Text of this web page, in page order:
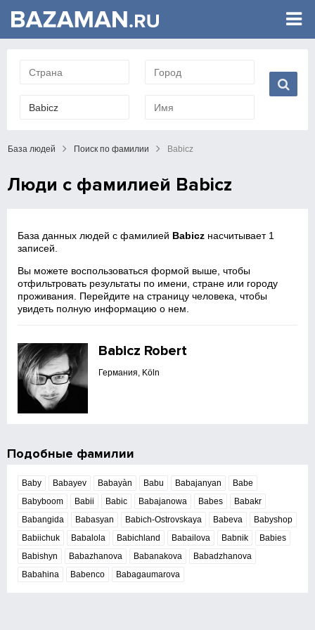
База людей Поиск по фамилии Babicz
Люди с фамилией Babicz
База данных людей с фамилией Babicz насчитывает 1
записей.
Вы можете воспользоваться формой выше, чтобы
отфильтровать результаты по имени, стране или городу
проживания. Перейдите на страницу человека, чтобы
увидеть полную информацию о нем.
Babicz Robert
Германия, Köln
Подобные фамилии
Baby Babayev Babayàn Babu Babajanyan
Babe
Babyboom
Babii Babic Babajanowa Babes
Babakr
Babangida
Babasyan Babich-Ostrovskaya Babeva
Babyshop
Babiichuk
Babalola Babichland Babailova Babnik
Babies
Babishyn
Babazhanova Babanakova
Babadzhanova
Babahina
Babenco Babagaumarova